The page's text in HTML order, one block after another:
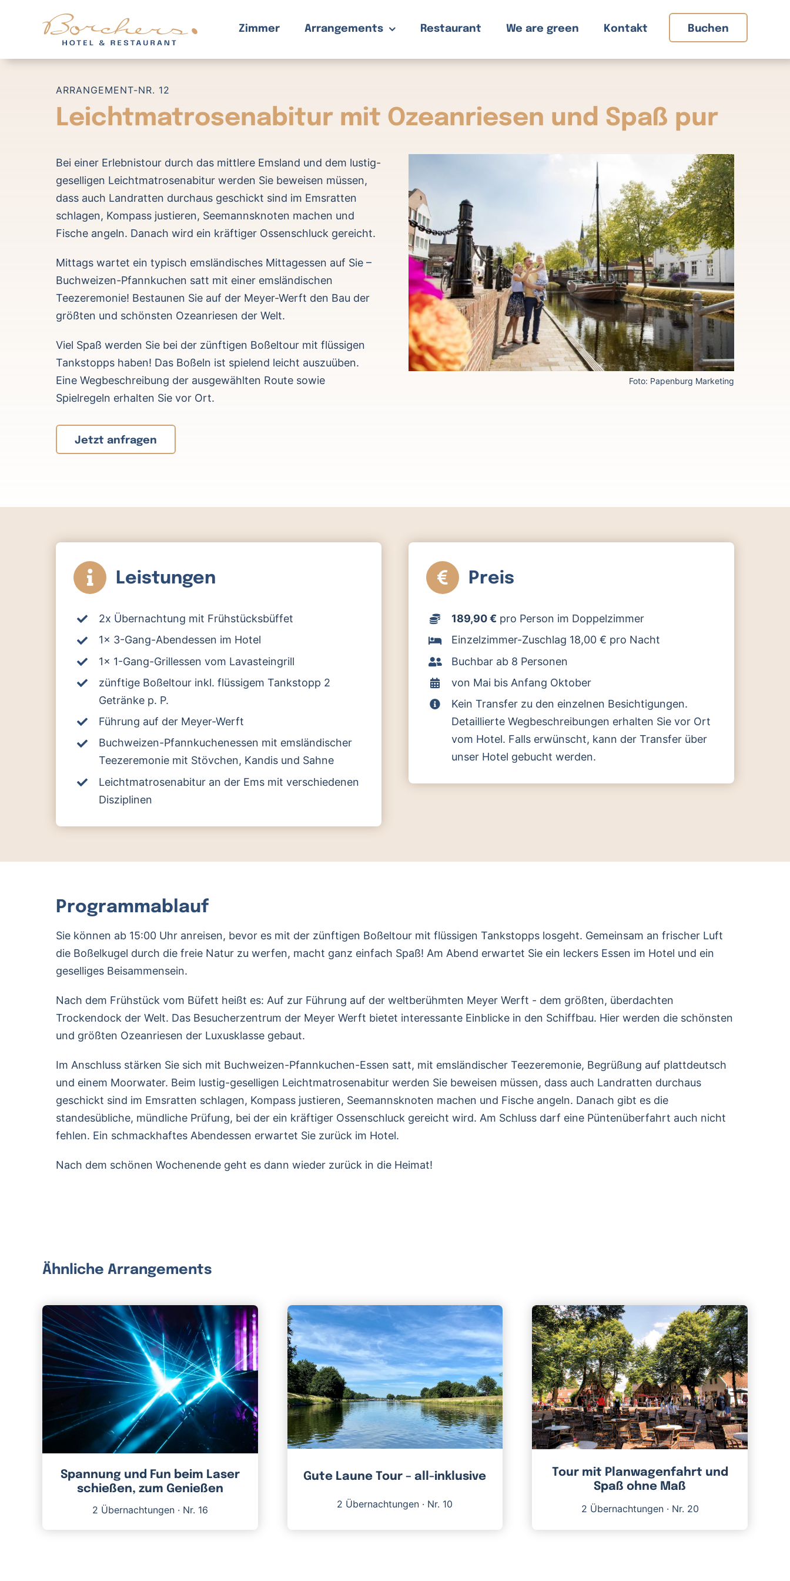
Zimmer Arrangements Restaurant We are green Kontakt Buchen
ARRANGEMENT-NR. 12
Leichtmatrosenabitur mit Ozeanriesen und Spaß pur
Bei einer Erlebnistour durch das mittlere Emsland und dem lustig-
geselligen Leichtmatrosenabitur werden Sie beweisen müssen,
dass auch Landratten durchaus geschickt sind im Emsratten
schlagen, Kompass justieren, Seemannsknoten machen und
Fische angeln. Danach wird ein kräftiger Ossenschluck gereicht.
Mittags wartet ein typisch emsländisches Mittagessen auf Sie –
Buchweizen-Pfannkuchen satt mit einer emsländischen
Teezeremonie! Bestaunen Sie auf der Meyer-Werft den Bau der
größten und schönsten Ozeanriesen der Welt.
Viel Spaß werden Sie bei der zünftigen Boßeltour mit flüssigen
Tankstopps haben! Das Boßeln ist spielend leicht auszuüben.
Eine Wegbeschreibung der ausgewählten Route sowie
Spielregeln erhalten Sie vor Ort.
Jetzt anfragen
Foto: Papenburg Marketing
Leistungen
2x Übernachtung mit Frühstücksbüffet
1x 3-Gang-Abendessen im Hotel
1x 1-Gang-Grillessen vom Lavasteingrill
zünftige Boßeltour inkl. flüssigem Tankstopp 2
Getränke p. P.
Führung auf der Meyer-Werft
Buchweizen-Pfannkuchenessen mit emsländischer
Teezeremonie mit Stövchen, Kandis und Sahne
Leichtmatrosenabitur an der Ems mit verschiedenen
Disziplinen
Preis
189,90 € pro Person im Doppelzimmer
Einzelzimmer-Zuschlag 18,00 € pro Nacht
Buchbar ab 8 Personen
von Mai bis Anfang Oktober
Kein Transfer zu den einzelnen Besichtigungen.
Detaillierte Wegbeschreibungen erhalten Sie vor Ort
vom Hotel. Falls erwünscht, kann der Transfer über
unser Hotel gebucht werden.
Programmablauf
Sie können ab 15:00 Uhr anreisen, bevor es mit der zünftigen Boßeltour mit flüssigen Tankstopps losgeht. Gemeinsam an frischer Luft
die Boßelkugel durch die freie Natur zu werfen, macht ganz einfach Spaß! Am Abend erwartet Sie ein leckers Essen im Hotel und ein
geselliges Beisammensein.
Nach dem Frühstück vom Büfett heißt es: Auf zur Führung auf der weltberühmten Meyer Werft - dem größten, überdachten
Trockendock der Welt. Das Besucherzentrum der Meyer Werft bietet interessante Einblicke in den Schiffbau. Hier werden die schönsten
und größten Ozeanriesen der Luxusklasse gebaut.
Im Anschluss stärken Sie sich mit Buchweizen-Pfannkuchen-Essen satt, mit emsländischer Teezeremonie, Begrüßung auf plattdeutsch
und einem Moorwater. Beim lustig-geselligen Leichtmatrosenabitur werden Sie beweisen müssen, dass auch Landratten durchaus
geschickt sind im Emsratten schlagen, Kompass justieren, Seemannsknoten machen und Fische angeln. Danach gibt es die
standesübliche, mündliche Prüfung, bei der ein kräftiger Ossenschluck gereicht wird. Am Schluss darf eine Püntenüberfahrt auch nicht
fehlen. Ein schmackhaftes Abendessen erwartet Sie zurück im Hotel.
Nach dem schönen Wochenende geht es dann wieder zurück in die Heimat!
Ähnliche Arrangements
Spannung und Fun beim Laser
schießen, zum Genießen
2 Übernachtungen· Nr. 16
Gute Laune Tour – all-inklusive
2 Übernachtungen · Nr. 10
Tour mit Planwagenfahrt und
Spaß ohne Maß
2 Übernachtungen· Nr. 20